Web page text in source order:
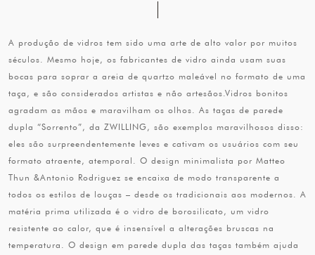
A produção de vidros tem sido uma arte de alto valor por muitos
séculos. Mesmo hoje, os fabricantes de vidro ainda usam suas
bocas para soprar a areia de quartzo maleável no formato de uma
taça, e são considerados artistas e não artesãos.Vidros bonitos
agradam as mãos e maravilham os olhos. As taças de parede
dupla “Sorrento”, da ZWILLING, são exemplos maravilhosos disso:
eles são surpreendentemente leves e cativam os usuários com seu
formato atraente, atemporal. O design minimalista por Matteo
Thun &Antonio Rodriguez se encaixa de modo transparente a
todos os estilos de louças – desde os tradicionais aos modernos. A
matéria prima utilizada é o vidro de borosilicato, um vidro
resistente ao calor, que é insensível a alterações bruscas na
temperatura. O design em parede dupla das taças também ajuda